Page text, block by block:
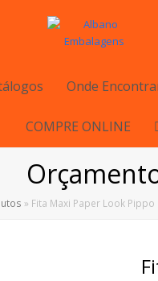
Onde
COMPRE ONLINE
» Fita Maxi Paper Look